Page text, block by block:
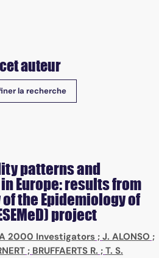
auteur
la recherche
patterns and
Europe: results from
the Epidemiology of
project
2000 Investigators ; J. ALONSO ;
; BRUFFAERTS R. ; T. S.